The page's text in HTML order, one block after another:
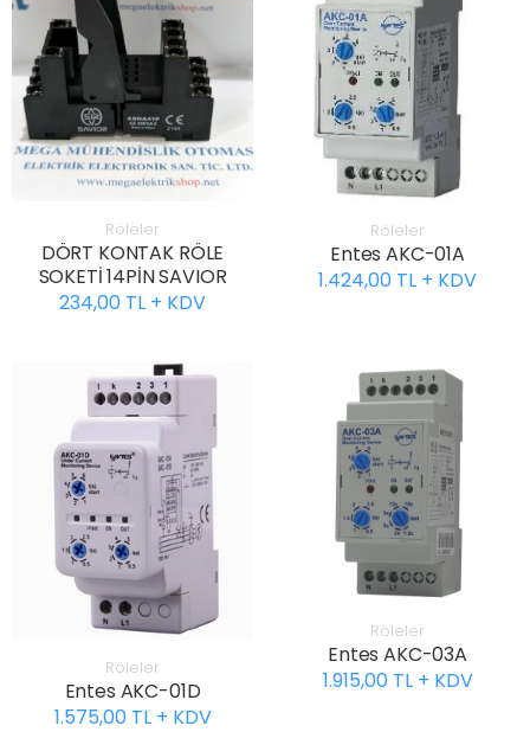
Röleler
DÖRT KONTAK RÖLE
SOKETİ 14PİN SAVIOR
234,00 TL + KDV
Röleler
Entes AKC-01A
1.424,00 TL + KDV
Röleler
Entes AKC-01D
1.575,00 TL + KDV
Röleler
Entes AKC-03A
1.915,00 TL + KDV